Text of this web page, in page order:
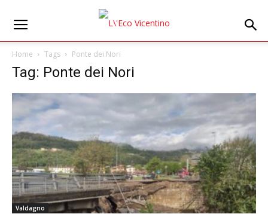
Home Tags Ponte dei Nori
Tag: Ponte dei Nori
Valdagno